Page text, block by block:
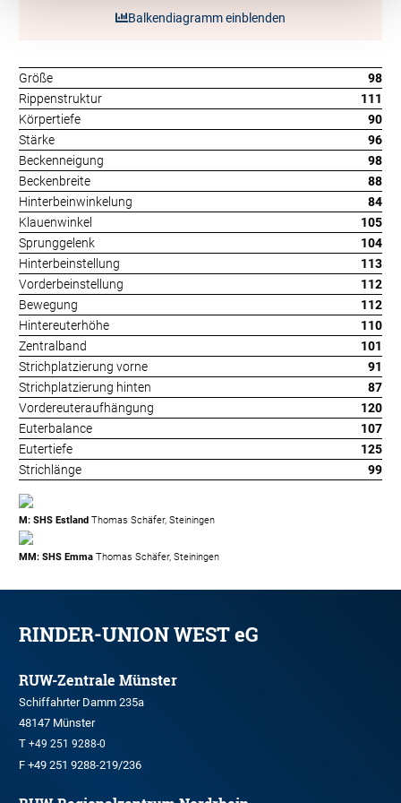
Balkendiagramm einblenden
Größe
98
Rippenstruktur
111
Körpertiefe
90
Stärke
96
Beckenneigung
98
Beckenbreite
88
Hinterbeinwinkelung
84
Klauenwinkel
105
Sprunggelenk
104
Hinterbeinstellung
113
Vorderbeinstellung
112
Bewegung
112
Hintereuterhöhe
110
Zentralband
101
Strichplatzierung vorne
91
Strichplatzierung hinten
87
Vordereuteraufhängung
120
Euterbalance
107
Eutertiefe
125
Strichlänge
99
M: SHS Estland Thomas Schäfer, Steiningen
MM: SHS Emma Thomas Schäfer, Steiningen
RINDER-UNION WEST eG
RUW-Zentrale Münster
Schiffahrter Damm 235a
48147 Münster
T +49 251 9288-0
F +49 251 9288-219/236